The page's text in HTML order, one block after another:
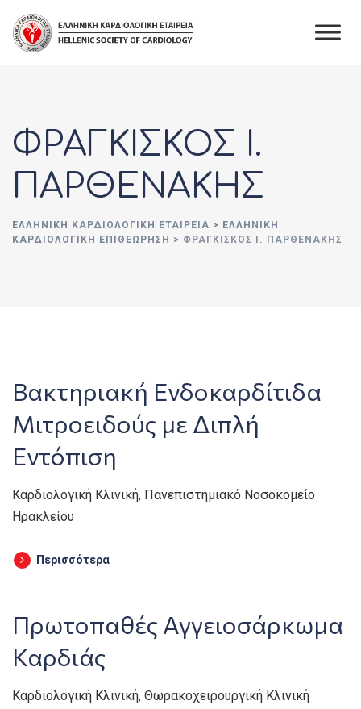
content
ΦΡΑΓΚΙΣΚΟΣ Ι.
ΠΑΡΘΕΝΑΚΗΣ
ΕΛΛΗΝΙΚΉ ΚΑΡΔΙΟΛΟΓΙΚΉ ΕΤΑΙΡΕΊΑ > ΕΛΛΗΝΙΚΗ
ΚΑΡΔΙΟΛΟΓΙΚΗ ΕΠΙΘΕΩΡΗΣΗ > ΦΡΑΓΚΙΣΚΟΣ Ι. ΠΑΡΘΕΝΑΚΗΣ
Βακτηριακή Ενδοκαρδίτιδα
Μιτροειδούς με Διπλή
Εντόπιση
Καρδιολογική Κλινική, Πανεπιστημιακό Νοσοκομείο
Ηρακλείου
Περισσότερα
Πρωτοπαθές Αγγειοσάρκωμα
Καρδιάς
Καρδιολογική Κλινική, Θωρακοχειρουργική Κλινική